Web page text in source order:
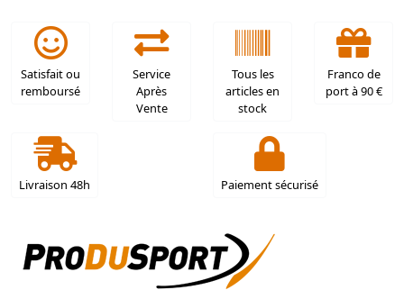
Satisfait ou
remboursé
Service
Après
Vente
Tous les
articles en
stock
Franco de
port à 90 €
Livraison 48h Paiement sécurisé